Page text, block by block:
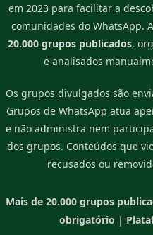
em 2023 para facilitar a
comunidades do WhatsApp.
20.000 grupos publicados,
e analisados
Os grupos divulgados são
Grupos de WhatsApp atua
e não administra nem
dos grupos. Conteúdos que
recusados ou
Mais de 20.000 grupos
obrigatório |